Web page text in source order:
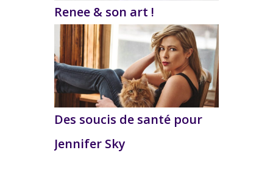
Renee & son art !
Des soucis de santé pour
Jennifer Sky